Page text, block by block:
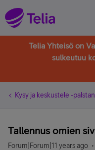
Telia Yhteisö on
sulkeutuu
Kysy ja keskustele -
Tallennus omien
Forum|Forum|11 years ago